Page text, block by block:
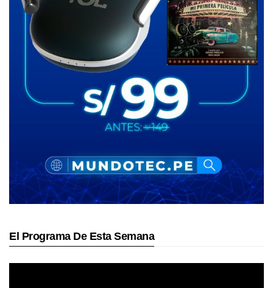
El Programa De Esta Semana